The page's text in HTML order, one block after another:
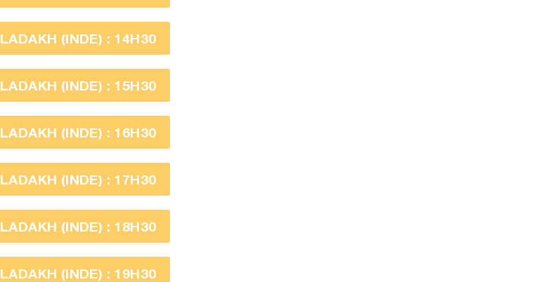
LADAKH (INDE) : 14H30
LADAKH (INDE) : 15H30
LADAKH (INDE) : 16H30
LADAKH (INDE) : 17H30
LADAKH (INDE) : 18H30
LADAKH (INDE) : 19H30